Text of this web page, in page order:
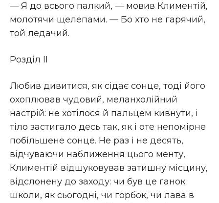
— Я до всього палкий, — мовив Климентій,
молотячи щелепами. — Бо хто не гарячий,
той ледачий.
Розділ II
Любив дивитися, як сідає сонце, тоді його
охоплював чудовий, меланхолійний
настрій: не хотілося й пальцем кивнути, і
тіло застигало десь так, як і оте непомірне
побільшене сонце. Не раз і не десять,
відчуваючи наближення цього менту,
Климентій відшуковував затишну місцину,
відслонену до заходу: чи був це ґанок
школи, як сьогодні, чи горбок, чи лава в